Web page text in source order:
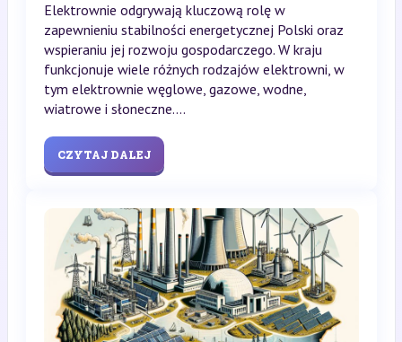
Elektrownie odgrywają kluczową rolę w
zapewnieniu stabilności energetycznej Polski oraz
wspieraniu jej rozwoju gospodarczego. W kraju
funkcjonuje wiele różnych rodzajów elektrowni, w
tym elektrownie węglowe, gazowe, wodne,
wiatrowe i słoneczne....
CZYTAJ DALEJ